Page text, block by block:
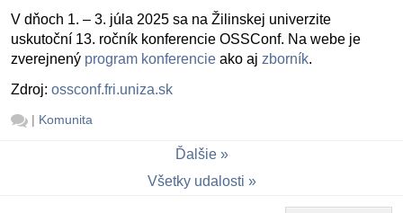
V dňoch 1. – 3. júla 2025 sa na Žilinskej univerzite
uskutoční 13. ročník konferencie OSSConf. Na webe je
zverejnený program konferencie ako aj zborník.
Zdroj: ossconf.fri.uniza.sk
| Komunita
Ďalšie
Všetky udalosti